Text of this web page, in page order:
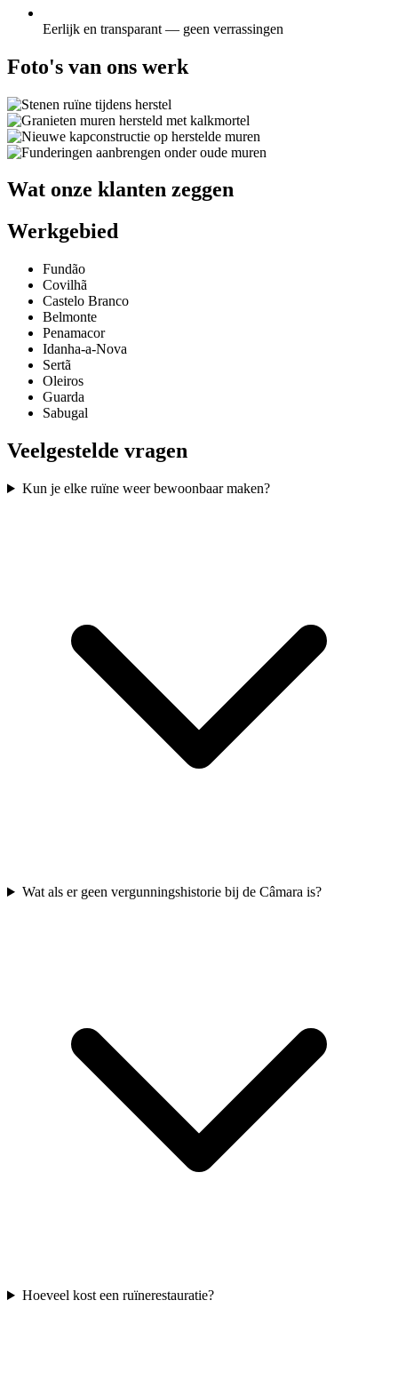
Eerlijk en transparant — geen verrassingen
Foto's van ons werk
Wat onze klanten zeggen
Werkgebied
Fundão
Covilhã
Castelo Branco
Belmonte
Penamacor
Idanha-a-Nova
Sertã
Oleiros
Guarda
Sabugal
Veelgestelde vragen
Kun je elke ruïne weer bewoonbaar maken?
Wat als er geen vergunningshistorie bij de Câmara is?
Hoeveel kost een ruïnerestauratie?